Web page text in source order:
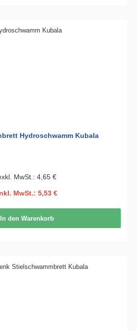
Hydroschwamm Kubala
MwSt.: 4,65 €
MwSt.: 5,53 €
In den Warenkorb